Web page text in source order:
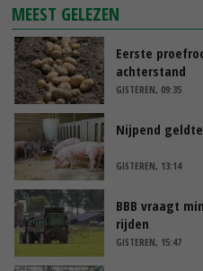
MEEST GELEZEN
Eerste
achterstand
GISTEREN, 09:35
Nijpend
GISTEREN, 13:14
BBB vraagt
rijden
GISTEREN, 15:47